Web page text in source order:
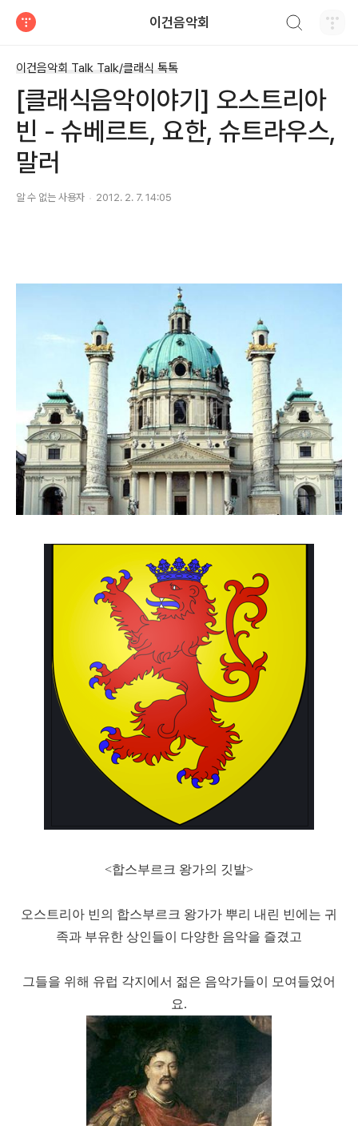
이건음악회
이건음악회 Talk Talk/클래식 톡톡
[클래식음악이야기] 오스트리아
빈 - 슈베르트, 요한, 슈트라우스,
말러
알 수 없는 사용자 2012. 2. 7. 14:05
<합스부르크 왕가의 깃발>
오스트리아 빈의 합스부르크 왕가가 뿌리 내린 빈에는 귀
족과 부유한 상인들이 다양한 음악을 즐겼고
그들을 위해 유럽 각지에서 젊은 음악가들이 모여들었어
요.